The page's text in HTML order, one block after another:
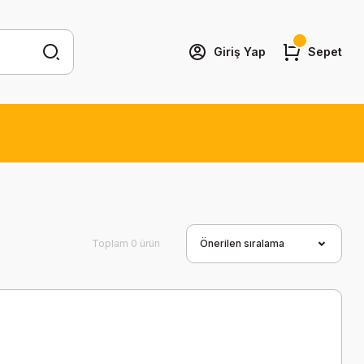
Giriş Yap Sepet
Toplam 0 ürün